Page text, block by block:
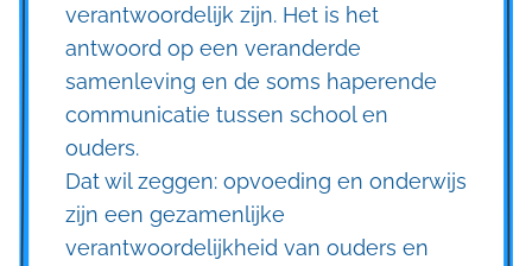
verantwoordelijk zijn. Het is het
antwoord op een veranderde
samenleving en de soms haperende
communicatie tussen school en
ouders.
Dat wil zeggen: opvoeding en onderwijs
zijn een gezamenlijke
verantwoordelijkheid van ouders en